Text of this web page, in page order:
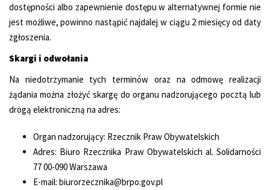
dostępności albo zapewnienie dostępu w alternatywnej formie nie
jest możliwe, powinno nastąpić najdalej w ciągu 2 miesięcy od daty
zgłoszenia.
Skargi i odwołania
Na niedotrzymanie tych terminów oraz na odmowę realizacji
żądania można złożyć skargę do organu nadzorującego pocztą lub
drogą elektroniczną na adres:
Organ nadzorujący: Rzecznik Praw Obywatelskich
Adres: Biuro Rzecznika Praw Obywatelskich al. Solidarności
77 00-090 Warszawa
E-mail: biurorzecznika@brpo.gov.pl